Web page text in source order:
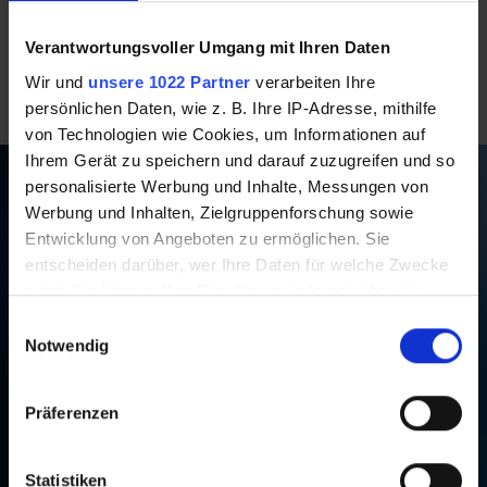
Verantwortungsvoller Umgang mit Ihren Daten
Wir und unsere 1022 Partner verarbeiten Ihre
persönlichen Daten, wie z. B. Ihre IP-Adresse, mithilfe
von Technologien wie Cookies, um Informationen auf
Ihrem Gerät zu speichern und darauf zuzugreifen und so
personalisierte Werbung und Inhalte, Messungen von
Werbung und Inhalten, Zielgruppenforschung sowie
Entwicklung von Angeboten zu ermöglichen. Sie
entscheiden darüber, wer Ihre Daten für welche Zwecke
nutzt. Sie können Ihre Einwilligung jederzeit über die
Trigger Symbol ändern oder widerrufen
Informationen über Ihre geografische Lage
können
Notwendig
Präferenzen
Statistiken